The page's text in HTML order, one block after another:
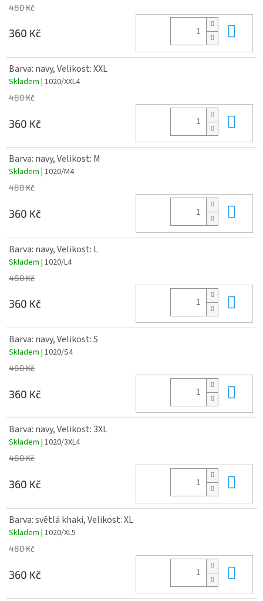
480 Kč
360 Kč
Barva: navy, Velikost: XXL
Skladem | 1020/XXL4
480 Kč
360 Kč
Barva: navy, Velikost: M
Skladem | 1020/M4
480 Kč
360 Kč
Barva: navy, Velikost: L
Skladem | 1020/L4
480 Kč
360 Kč
Barva: navy, Velikost: S
Skladem | 1020/S4
480 Kč
360 Kč
Barva: navy, Velikost: 3XL
Skladem | 1020/3XL4
480 Kč
360 Kč
Barva: světlá khaki, Velikost: XL
Skladem | 1020/XL5
480 Kč
360 Kč